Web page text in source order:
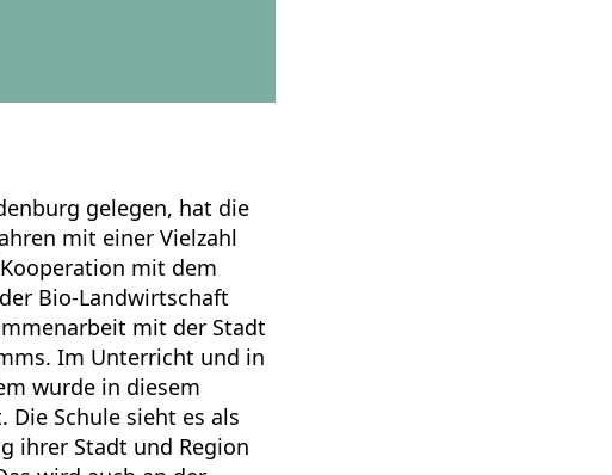
gelegen, hat die
mit einer Vielzahl
mit dem
Bio-Landwirtschaft
mit der Stadt
Im Unterricht und in
wurde in diesem
Die Schule sieht es als
ihrer Stadt und Region